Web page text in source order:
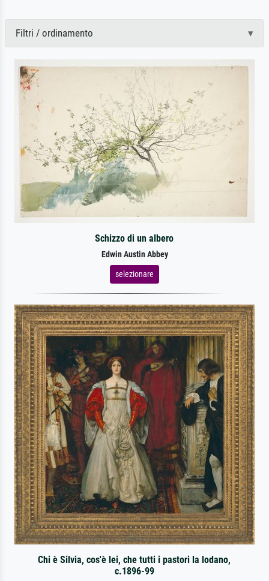
Filtri / ordinamento
Schizzo di un albero
Edwin Austin Abbey
selezionare
Chi è Silvia, cos'è lei, che tutti i pastori la lodano,
c.1896-99